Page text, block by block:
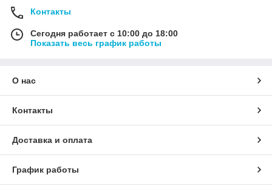
Контакты
Сегодня работает с 10:00 до 18:00
Показать весь график работы
О нас
Контакты
Доставка и оплата
График работы